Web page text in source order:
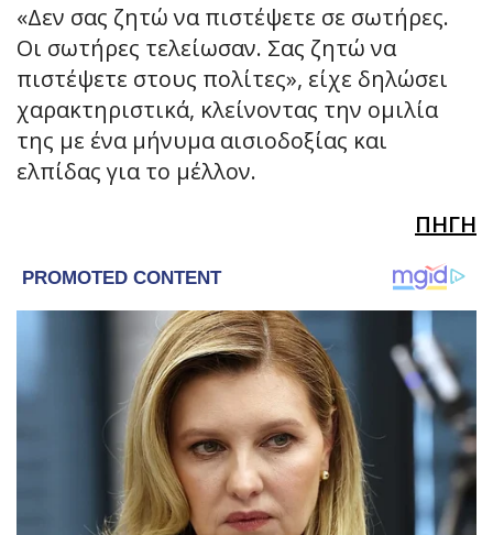
«Δεν σας ζητώ να πιστέψετε σε σωτήρες.
Οι σωτήρες τελείωσαν. Σας ζητώ να
πιστέψετε στους πολίτες», είχε δηλώσει
χαρακτηριστικά, κλείνοντας την ομιλία
της με ένα μήνυμα αισιοδοξίας και
ελπίδας για το μέλλον.
ΠΗΓΗ